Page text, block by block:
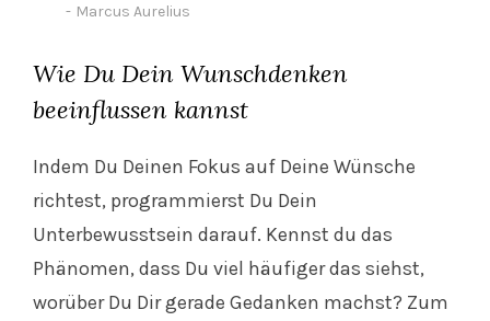
Marcus Aurelius
Wie Du Dein Wunschdenken
beeinflussen kannst
Indem Du Deinen Fokus auf Deine Wünsche
richtest, programmierst Du Dein
Unterbewusstsein darauf. Kennst du das
Phänomen, dass Du viel häufiger das siehst,
worüber Du Dir gerade Gedanken machst? Zum